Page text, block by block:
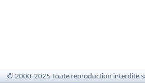
© 2000-2025 Toute reproduction interdite